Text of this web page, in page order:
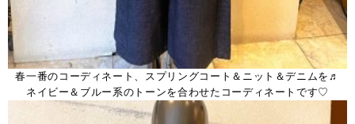
春一番のコーディネート、スプリングコート＆ニット＆デニムを♬
ネイビー＆ブルー系のトーンを合わせたコーディネートです♡